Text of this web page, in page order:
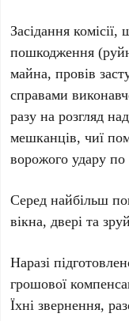
Засідання
пошкодження
майна, провів
справами
разу на розгляд
мешканців, чиї
ворожого удару
Серед найбільш
вікна, двері та
Наразі
грошової
Їхні звернення,